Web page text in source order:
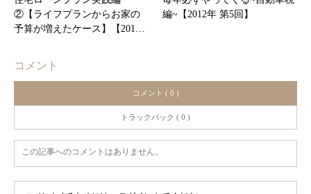
②【ライフプランからお家の
予算が増えたケース】【201…
編~【2012年 第5回】
コメント
コメント ( 0 )
トラックバック ( 0 )
この記事へのコメントはありません。